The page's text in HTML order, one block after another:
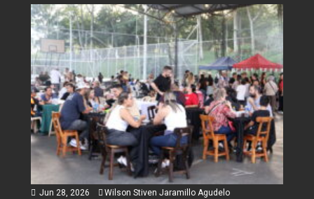
Jun 28, 2026 Wilson Stiven Jaramillo Agudelo